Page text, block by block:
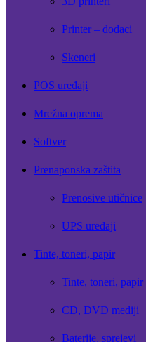
Printer – dodaci
Skeneri
POS uređaji
Mrežna oprema
Softver
Prenaponska zaštita
Prenosive utičnice
UPS uređaji
Tinte, toneri, papir
Tinte, toneri, papir
CD, DVD mediji
Baterije, sprejevi